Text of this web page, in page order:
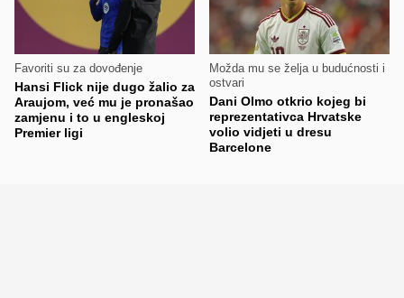
Favoriti su za dovođenje
Hansi Flick nije dugo žalio za
Araujom, već mu je pronašao
zamjenu i to u engleskoj
Premier ligi
Možda mu se želja u budućnosti i
ostvari
Dani Olmo otkrio kojeg bi
reprezentativca Hrvatske
volio vidjeti u dresu
Barcelone